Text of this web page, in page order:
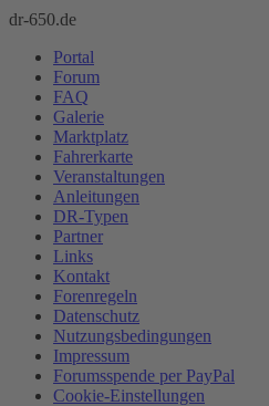
dr-650.de
Portal
Forum
FAQ
Galerie
Marktplatz
Fahrerkarte
Veranstaltungen
Anleitungen
DR-Typen
Partner
Links
Kontakt
Forenregeln
Datenschutz
Nutzungsbedingungen
Impressum
Forumsspende per PayPal
Cookie-Einstellungen